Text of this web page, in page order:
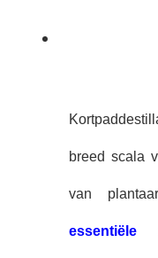
breed scala
van
essentiële